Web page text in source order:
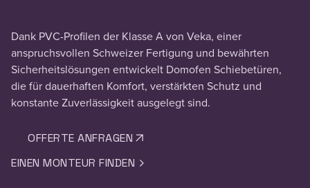
Dank PVC-Profilen der Klasse A von Veka, einer
anspruchsvollen Schweizer Fertigung und bewährten
Sicherheitslösungen entwickelt Domofen Schiebetüren,
die für dauerhaften Komfort, verstärkten Schutz und
konstante Zuverlässigkeit ausgelegt sind.
OFFERTE ANFRAGEN
EINEN MONTEUR FINDEN